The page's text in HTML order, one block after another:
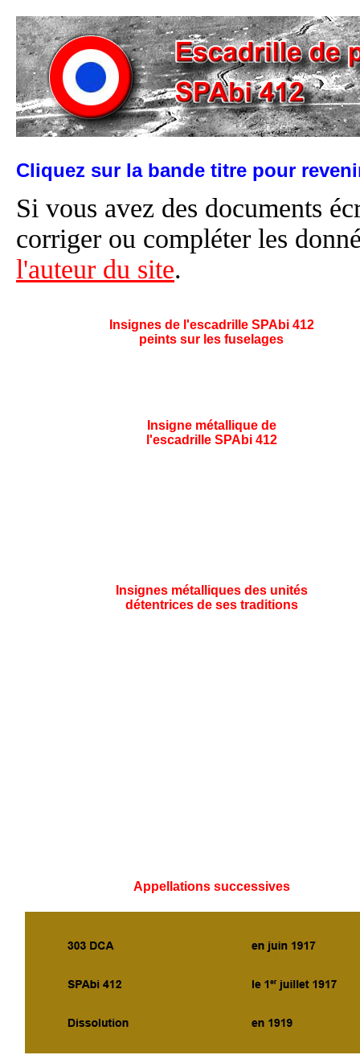
Cliquez sur la bande titre pour
Si vous avez des documents
corriger ou compléter les
l'auteur du site.
Insignes de l'escadrille SPAbi 412
peints sur les fuselages
Insigne métallique de
l'escadrille SPAbi 412
Insignes métalliques des unités
détentrices de ses traditions
Appellations successives